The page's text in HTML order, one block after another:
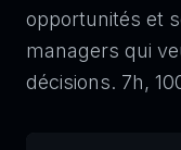
opportunités et
managers qui
décisions. 7h,